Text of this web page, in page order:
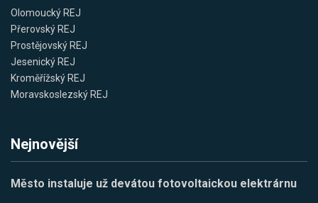
Olomoucký REJ
Přerovský REJ
Prostějovský REJ
Jesenický REJ
Kroměřížský REJ
Moravskoslezský REJ
Nejnovější
Město instaluje už devátou fotovoltaickou elektrárnu